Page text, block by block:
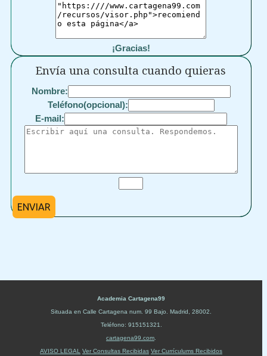
¡Gracias!
Envía una consulta cuando quieras
Nombre:
Teléfono(opcional):
E-mail:
ENVIAR
Academia Cartagena99
Situada en Calle Cartagena num. 99 Bajo Madrid 28002
Teléfono: 915151321
cartagena99.com
AVISO LEGAL
Ver Consultas Recibidas Ver Currículums Recibidos